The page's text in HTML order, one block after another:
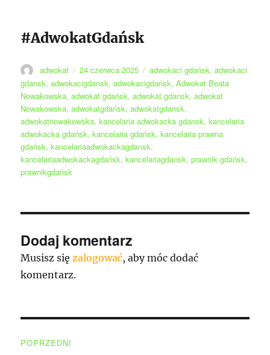
#AdwokatGdańsk
Autor
adwokat
Data
publikacji
24 czerwca 2025 Tagi
adwokaci gdańsk,adwokaci
gdansk,adwokacigdansk,adwokacigdańsk,Adwokat Beata
Nowakowska,adwokat gdańsk,adwokat gdansk,adwokat
Nowakowska,adwokatgdańsk,adwokatgdansk,
adwokatnowakowska,kancelaria adwokacka gdansk,kancelaria
adwokacka gdańsk,kancelaria gdańsk,kancelaria prawna
gdańsk,kancelariaadwokackagdansk,
kancelariaadwokackagdańsk,kancelariagdansk,prawnik gdańsk,
prawnikgdańsk
Dodaj komentarz
Musisz sięzalogować, aby móc dodać
komentarz.
POPRZEDNI